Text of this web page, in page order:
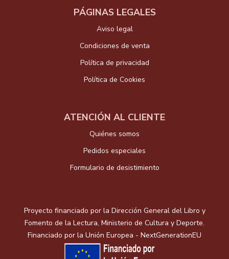
PÁGINAS LEGALES
Aviso legal
Condiciones de venta
Política de privacidad
Política de Cookies
ATENCIÓN AL CLIENTE
Quiénes somos
Pedidos especiales
Formulario de desistimiento
Proyecto financiado por la Dirección General del Libro y
Fomento de la Lectura, Ministerio de Cultura y Deporte.
Financiado por la Unión Europea - NextGenerationEU